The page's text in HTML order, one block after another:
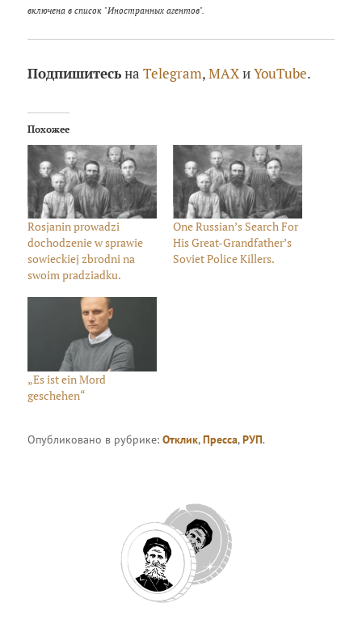
включена в список "Иностранных агентов".
ПодпишитесьнаTelegram,MAXиYouTube.
Похожее
Rosjanin prowadzi
dochodzenie w sprawie
sowieckiej zbrodni na
swoim pradziadku.
One Russian’s Search For
His Great-Grandfather’s
Soviet Police Killers.
„Es ist ein Mord
geschehen“
Опубликовано в рубрике:Отклик,Пресса,РУП.